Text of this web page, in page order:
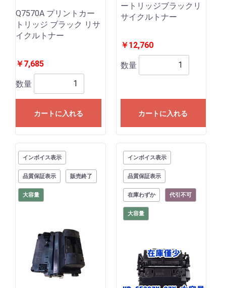
Q7570A プリントカー
トリッジ ブラック リサ
イクルトナー
￥7,685
数量
カートに入れる
ートリッジブラックリ
サイクルトナー
￥12,760
数量
カートに入れる
インボイス表示
品質保証表示 販売終了
大容量
インボイス表示
品質保証表示
在庫わずか 代引不可
大容量